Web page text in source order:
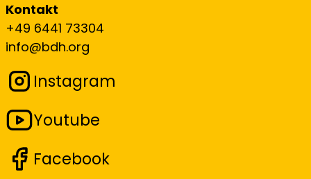
Kontakt
+49 6441 73304
info@bdh.org
Instagram
Youtube
Facebook